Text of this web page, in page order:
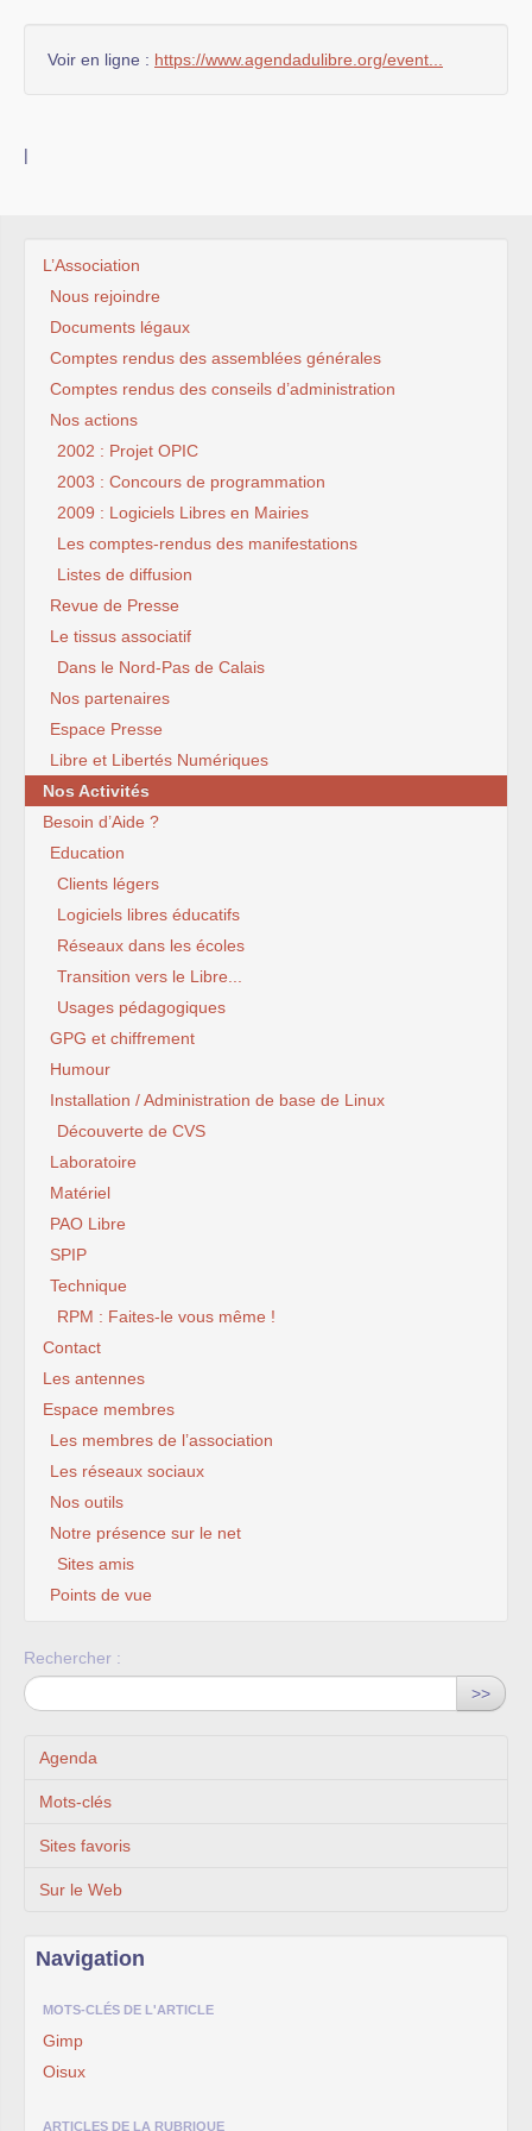
Voir en ligne : https://www.agendadulibre.org/event...
|
L’Association
Nous rejoindre
Documents légaux
Comptes rendus des assemblées générales
Comptes rendus des conseils d’administration
Nos actions
2002 : Projet OPIC
2003 : Concours de programmation
2009 : Logiciels Libres en Mairies
Les comptes-rendus des manifestations
Listes de diffusion
Revue de Presse
Le tissus associatif
Dans le Nord-Pas de Calais
Nos partenaires
Espace Presse
Libre et Libertés Numériques
Nos Activités
Besoin d’Aide ?
Education
Clients légers
Logiciels libres éducatifs
Réseaux dans les écoles
Transition vers le Libre...
Usages pédagogiques
GPG et chiffrement
Humour
Installation / Administration de base de Linux
Découverte de CVS
Laboratoire
Matériel
PAO Libre
SPIP
Technique
RPM : Faites-le vous même !
Contact
Les antennes
Espace membres
Les membres de l’association
Les réseaux sociaux
Nos outils
Notre présence sur le net
Sites amis
Points de vue
Rechercher :
>>
Agenda
Mots-clés
Sites favoris
Sur le Web
Navigation
MOTS-CLÉS DE L'ARTICLE
Gimp
Oisux
ARTICLES DE LA RUBRIQUE